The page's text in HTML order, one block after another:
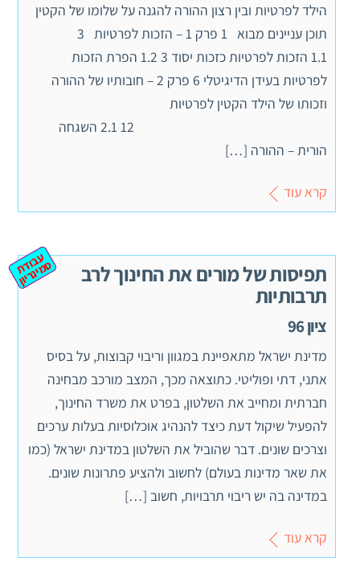
הילד לפרטיות ובין רצון ההורה להגנה על שלומו של הקטין
תוכן עניינים מבוא 1 פרק 1 – הזכות לפרטיות 3
1.1 הזכות לפרטיות כזכות יסוד 3 1.2 הפרת הזכות
לפרטיות בעידן הדיגיטלי 6 פרק 2 – חובותיו של ההורה
וזכותו של הילד הקטין לפרטיות
12 2.1 השגחה
הורית – ההורה […]
קרא עוד
תפיסות של מורים את החינוך לרב
תרבותיות
ציון 96
ע
ב
וד
ת
ס
מ
ינ
ר
יון
מדינת ישראל מתאפיינת במגוון וריבוי קבוצות, על בסיס
אתני, דתי ופוליטי. כתוצאה מכך, המצב מורכב מבחינה
חברתית ומחייב את השלטון, בפרט את משרד החינוך,
להפעיל שיקול דעת כיצד להנהיג אוכלוסיות בעלות ערכים
וצרכים שונים. דבר שהוביל את השלטון במדינת ישראל (כמו
את שאר מדינות בעולם) לחשוב ולהציע פתרונות שונים.
במדינה בה יש ריבוי תרבויות, חשוב […]
קרא עוד